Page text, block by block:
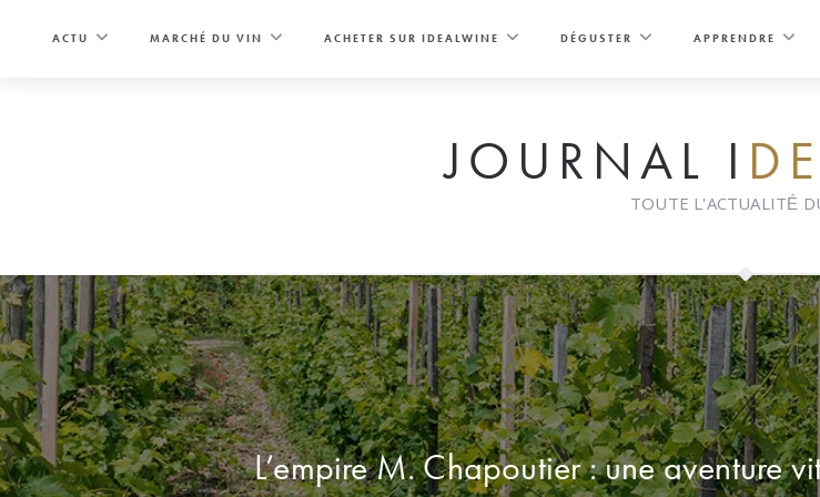
ACTU MARCHÉ DU VIN ACHETER SUR IDEALWINE DÉGUSTER APPRENDRE
JOURNAL I
TOUTE L'ACTUALITÉ
L’empire M. Chapoutier : une aventure